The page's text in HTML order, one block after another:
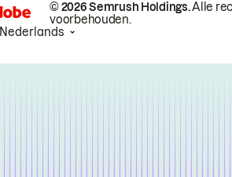
© 2026 Semrush Holdings.Alle
voorbehouden.
Nederlands